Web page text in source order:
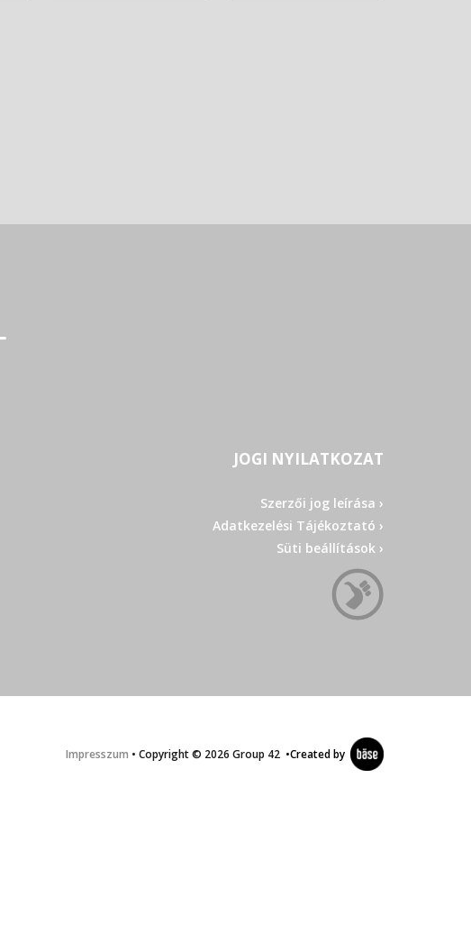
JOGI NYILATKOZAT
Szerzői jog leírása ›
Adatkezelési Tájékoztató ›
Süti beállítások ›
Impresszum • Copyright © 2026 Group 42 •Created by